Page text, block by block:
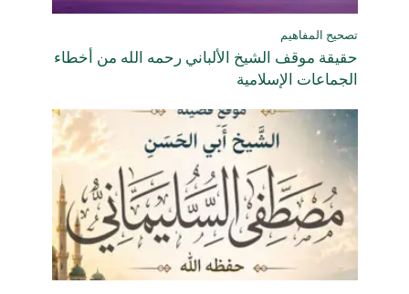
تصحيح المفاهيم
حقيقة موقف الشيخ الألباني رحمه الله من أخطاء
الجماعات الإسلامية